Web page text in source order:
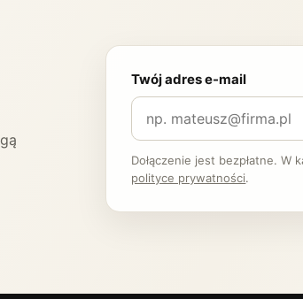
Twój adres e-mail
Dołączenie jest bezpłatne. W
polityce prywatności.